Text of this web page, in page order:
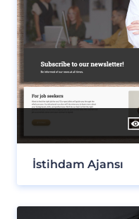
İstihdam Ajansı